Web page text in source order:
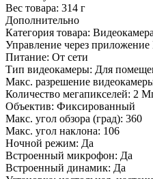
Вес товара: 314 г
Дополнительно
Категория товара: Видеокамера
Управление через
Питание: От сети
Тип видеокамеры: Для
Макс. разрешение
Количество мегапикселей: 2
Объектив: Фиксированный
Макс. угол обзора (град): 360
Макс. угол наклона: 106
Ночной режим: Да
Встроенный микрофон: Да
Встроенный динамик: Да